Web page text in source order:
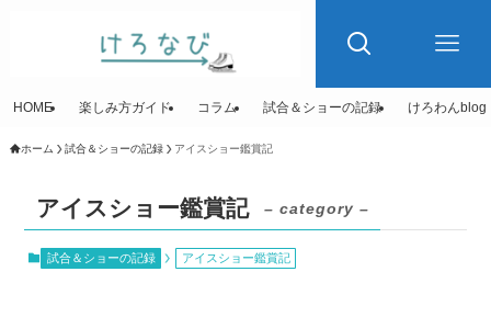
HOME 楽しみ方ガイド コラム 試合＆ショーの記録 けろわんblog
ホーム 試合＆ショーの記録 アイスショー鑑賞記
アイスショー鑑賞記 – category –
試合＆ショーの記録 アイスショー鑑賞記